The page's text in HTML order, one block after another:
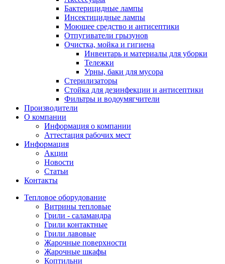
Бактерицидные лампы
Инсектицидные лампы
Моющее средство и антисептики
Отпугиватели грызунов
Очистка, мойка и гигиена
Инвентарь и материалы для уборки
Тележки
Урны, баки для мусора
Стерилизаторы
Стойка для дезинфекции и антисептики
Фильтры и водоумягчители
Производители
О компании
Информация о компании
Аттестация рабочих мест
Информация
Акции
Новости
Статьи
Контакты
Тепловое оборудование
Витрины тепловые
Грили - саламандра
Грили контактные
Грили лавовые
Жарочные поверхности
Жарочные шкафы
Коптильни